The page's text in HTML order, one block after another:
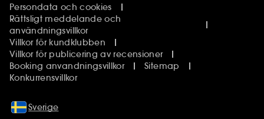
Persondata och cookies
Rättsligt meddelande och
användningsvillkor
Villkor för kundklubben
Villkor för publicering av recensioner
Booking anvandningsvillkor
Sitemap
Konkurrensvillkor
Sverige